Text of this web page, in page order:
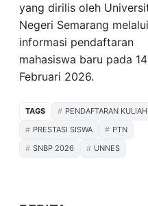
yang dirilis oleh
Negeri Semarang
informasi pendaftaran
mahasiswa baru pada 14
Februari 2026.
TAGS
PENDAFTARAN KULIAH
PRESTASI SISWA
PTN
SNBP 2026
UNNES